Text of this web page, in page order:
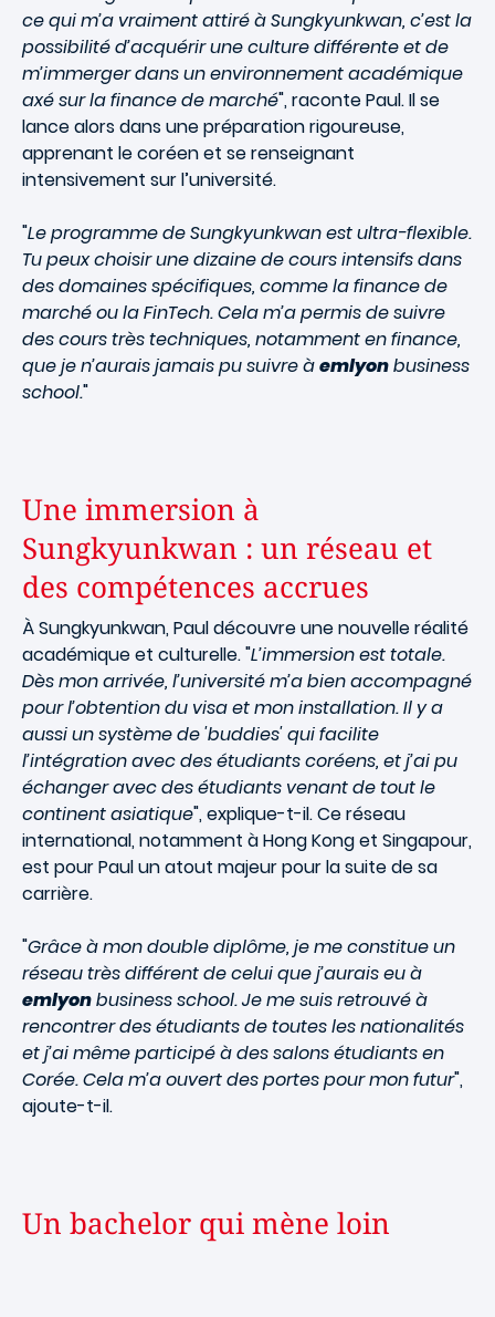
ce qui m’a vraiment attiré à Sungkyunkwan, c’est la
possibilité d’acquérir une culture différente et de
m’immerger dans un environnement académique
axé sur la finance de marché", raconte Paul. Il se
lance alors dans une préparation rigoureuse,
apprenant le coréen et se renseignant
intensivement sur l’université.
"Le programme de Sungkyunkwan est ultra-flexible.
Tu peux choisir une dizaine de cours intensifs dans
des domaines spécifiques, comme la finance de
marché ou la FinTech. Cela m’a permis de suivre
des cours très techniques, notamment en finance,
que je n’aurais jamais pu suivre àemlyonbusiness
school."
Une immersion à
Sungkyunkwan : un réseau et
des compétences accrues
À Sungkyunkwan, Paul découvre une nouvelle réalité
académique et culturelle. "L’immersion est totale.
Dès mon arrivée, l’université m’a bien accompagné
pour l’obtention du visa et mon installation. Il y a
aussi un système de 'buddies' qui facilite
l’intégration avec des étudiants coréens, et j’ai pu
échanger avec des étudiants venant de tout le
continent asiatique", explique-t-il. Ce réseau
international, notamment à Hong Kong et Singapour,
est pour Paul un atout majeur pour la suite de sa
carrière.
"Grâce à mon double diplôme, je me constitue un
réseau très différent de celui que j’aurais eu à
emlyonbusiness school. Je me suis retrouvé à
rencontrer des étudiants de toutes les nationalités
et j’ai même participé à des salons étudiants en
Corée. Cela m’a ouvert des portes pour mon futur",
ajoute-t-il.
Un bachelor qui mène loin